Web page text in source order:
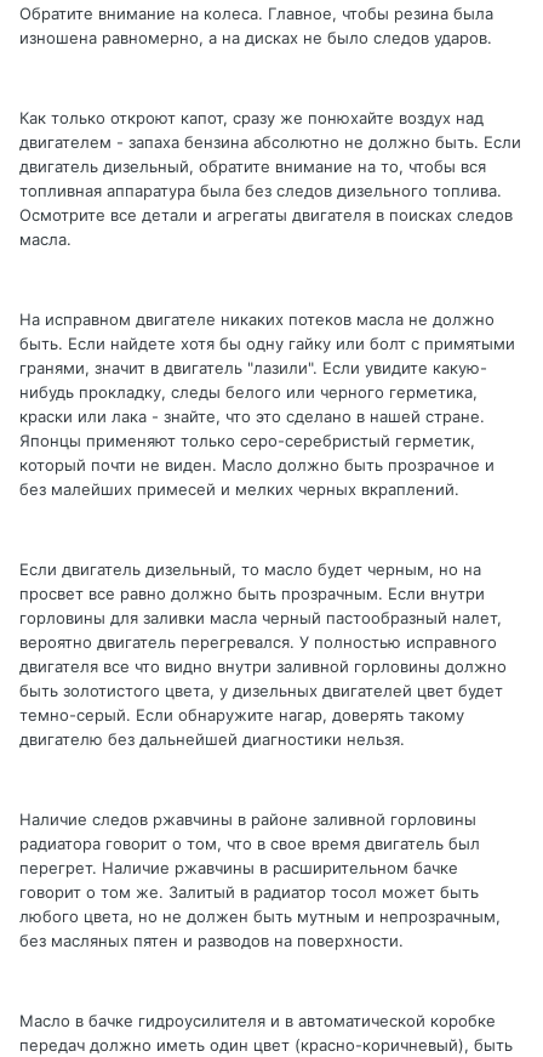
Обратите внимание на колеса. Главное, чтобы резина была
изношена равномерно, а на дисках не было следов ударов.
Как только откроют капот, сразу же понюхайте воздух над
двигателем - запаха бензина абсолютно не должно быть. Если
двигатель дизельный, обратите внимание на то, чтобы вся
топливная аппаратура была без следов дизельного топлива.
Осмотрите все детали и агрегаты двигателя в поисках следов
масла.
На исправном двигателе никаких потеков масла не должно
быть. Если найдете хотя бы одну гайку или болт с примятыми
гранями, значит в двигатель "лазили". Если увидите какую-
нибудь прокладку, следы белого или черного герметика,
краски или лака - знайте, что это сделано в нашей стране.
Японцы применяют только серо-серебристый герметик,
который почти не виден. Масло должно быть прозрачное и
без малейших примесей и мелких черных вкраплений.
Если двигатель дизельный, то масло будет черным, но на
просвет все равно должно быть прозрачным. Если внутри
горловины для заливки масла черный пастообразный налет,
вероятно двигатель перегревался. У полностью исправного
двигателя все что видно внутри заливной горловины должно
быть золотистого цвета, у дизельных двигателей цвет будет
темно-серый. Если обнаружите нагар, доверять такому
двигателю без дальнейшей диагностики нельзя.
Наличие следов ржавчины в районе заливной горловины
радиатора говорит о том, что в свое время двигатель был
перегрет. Наличие ржавчины в расширительном бачке
говорит о том же. Залитый в радиатор тосол может быть
любого цвета, но не должен быть мутным и непрозрачным,
без масляных пятен и разводов на поверхности.
Масло в бачке гидроусилителя и в автоматической коробке
передач должно иметь один цвет (красно-коричневый), быть